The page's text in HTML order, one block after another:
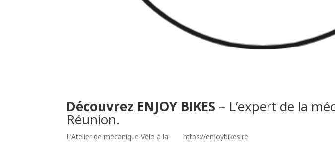
Découvrez ENJOY BIKES – L’expert de la
Réunion.
L’Atelier de mécanique Vélo à la
https://enjoybikes.re